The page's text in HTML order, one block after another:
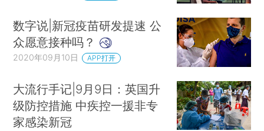
数字说|新冠疫苗研发提速 公
众愿意接种吗？
2020年09月10日 APP打开
大流行手记|9月9日：英国升
级防控措施 中疾控一援非专
家感染新冠